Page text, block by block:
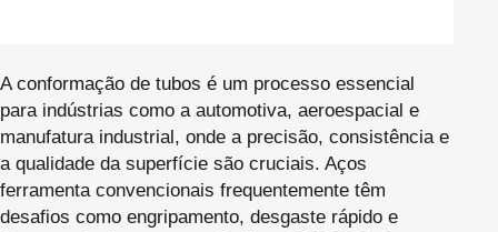
A conformação de tubos é um processo essencial
para indústrias como a automotiva, aeroespacial e
manufatura industrial, onde a precisão, consistência e
a qualidade da superfície são cruciais. Aços
ferramenta convencionais frequentemente têm
desafios como engripamento, desgaste rápido e